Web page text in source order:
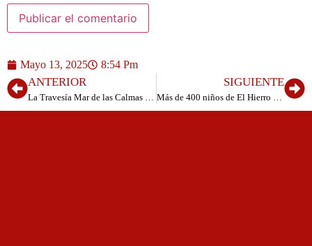
Mayo 13, 2025 8:54 Pm
ANTERIOR
La Travesía Mar de las Calmas 2025 celebrará el 27 de septiembre su duodécima edición
SIGUIENTE
Más de 400 niños de El Hierro participan en un concierto didáctico de Los Sabandeños con motivo del Mes de Canarias